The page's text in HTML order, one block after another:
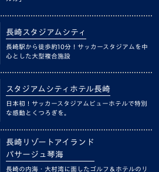
長崎スタジアムシティ
長崎駅から徒歩約10分！サッカースタジアムを中
心とした大型複合施設
スタジアムシティホテル長崎
日本初！サッカースタジアムビューホテルで特別
な感動とくつろぎを。
長崎リゾートアイランド
パサージュ琴海
長崎の内海・大村湾に面したゴルフ＆ホテルのリ